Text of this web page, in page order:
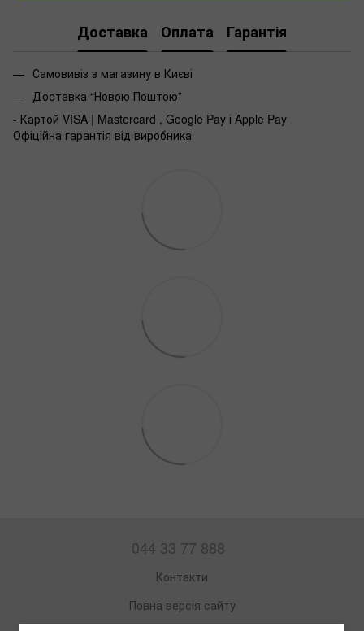
Доставка Оплата Гарантія
Самовивіз з магазину в Києві
Доставка “Новою Поштою”
- Картой VISA | Mastercard , Google Pay і Apple Pay
Офіційна гарантія від виробника
044 33 77 888
Контакти
Повна версія сайту